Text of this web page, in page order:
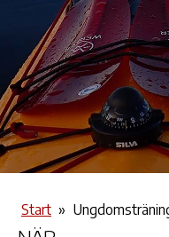
Start »